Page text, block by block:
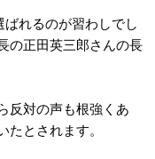
ばれるのが習わしでし
の正田英三郎さんの長
反対の声も根強くあ
たとされます。